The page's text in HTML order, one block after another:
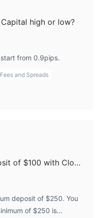
risiko yang lebih
eksternal yang
praktik etika, atau
pengawasan peraturan
bagi pedagang jika
layanan broker.
preferensi trader dan
trader untuk
webinar
wawasan dan
mereka.
menawarkan akun
high or low?
from 0.9pips.
Fees and Spreads
Can I make a minimum deposit of $100 with CloudEx Capital?
deposit of $250. You
of $250 is